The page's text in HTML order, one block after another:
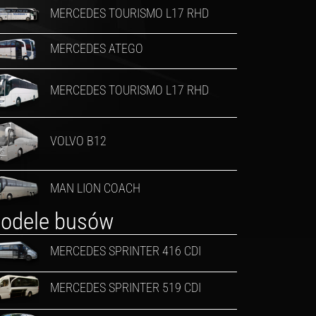
MERCEDES TOURISMO L17 RHD
MERCEDES ATEGO
MERCEDES TOURISMO L17 RHD
VOLVO B12
MAN LION COACH
busów
MERCEDES SPRINTER 416 CDI
MERCEDES SPRINTER 519 CDI